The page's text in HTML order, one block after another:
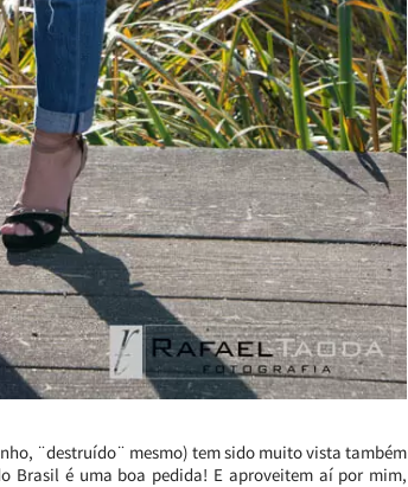
¨destruído¨ mesmo) tem sido muito vista também
Brasil é uma boa pedida! E aproveitem aí por mim,